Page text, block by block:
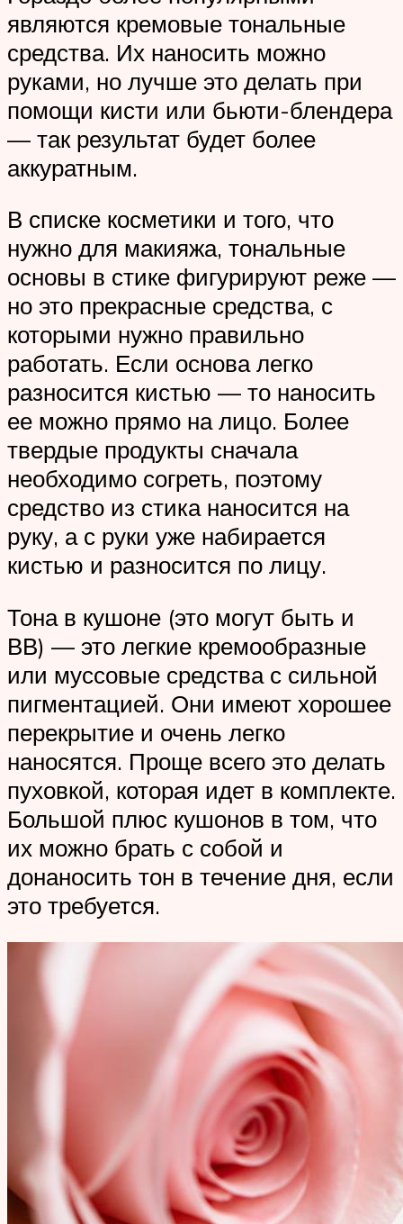
являются кремовые тональные
средства. Их наносить можно
руками, но лучше это делать при
помощи кисти или бьюти-блендера
— так результат будет более
аккуратным.
В списке косметики и того, что
нужно для макияжа, тональные
основы в стике фигурируют реже —
но это прекрасные средства, с
которыми нужно правильно
работать. Если основа легко
разносится кистью — то наносить
ее можно прямо на лицо. Более
твердые продукты сначала
необходимо согреть, поэтому
средство из стика наносится на
руку, а с руки уже набирается
кистью и разносится по лицу.
Тона в кушоне (это могут быть и
ВВ) — это легкие кремообразные
или муссовые средства с сильной
пигментацией. Они имеют хорошее
перекрытие и очень легко
наносятся. Проще всего это делать
пуховкой, которая идет в комплекте.
Большой плюс кушонов в том, что
их можно брать с собой и
донаносить тон в течение дня, если
это требуется.